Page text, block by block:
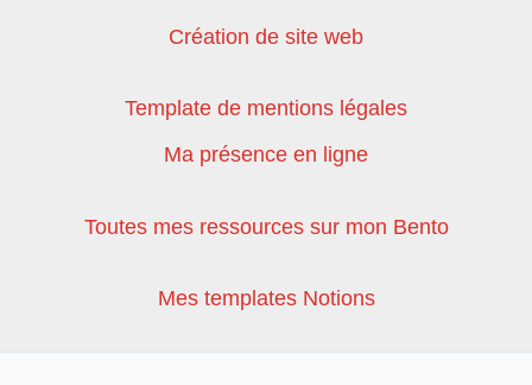
Création de site web
Template de mentions légales
Ma présence en ligne
Toutes mes ressources sur mon Bento
Mes templates Notions